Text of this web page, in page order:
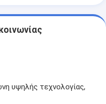
υψηλής τεχνολογίας,